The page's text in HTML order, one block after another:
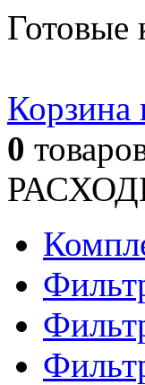
Готовые
Корзина
0